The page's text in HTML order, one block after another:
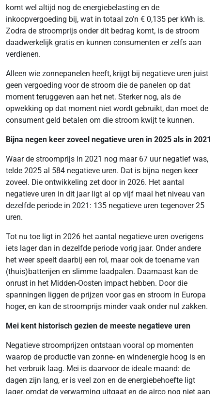
komt wel altijd nog de energiebelasting en de
inkoopvergoeding bij, wat in totaal zo’n € 0,135 per kWh is.
Zodra de stroomprijs onder dit bedrag komt, is de stroom
daadwerkelijk gratis en kunnen consumenten er zelfs aan
verdienen.
Alleen wie zonnepanelen heeft, krijgt bij negatieve uren juist
geen vergoeding voor de stroom die de panelen op dat
moment teruggeven aan het net. Sterker nog, als de
opwekking op dat moment niet wordt gebruikt, dan moet de
consument geld betalen om die stroom kwijt te kunnen.
Bijna negen keer zoveel negatieve uren in 2025 als in 2021
Waar de stroomprijs in 2021 nog maar 67 uur negatief was,
telde 2025 al 584 negatieve uren. Dat is bijna negen keer
zoveel. Die ontwikkeling zet door in 2026. Het aantal
negatieve uren in dit jaar ligt al op vijf maal het niveau van
dezelfde periode in 2021: 135 negatieve uren tegenover 25
uren.
Tot nu toe ligt in 2026 het aantal negatieve uren overigens
iets lager dan in dezelfde periode vorig jaar. Onder andere
het weer speelt daarbij een rol, maar ook de toename van
(thuis)batterijen en slimme laadpalen. Daarnaast kan de
onrust in het Midden-Oosten impact hebben. Door die
spanningen liggen de prijzen voor gas en stroom in Europa
hoger, en kan de stroomprijs minder vaak onder nul zakken.
Mei kent historisch gezien de meeste negatieve uren
Negatieve stroomprijzen ontstaan vooral op momenten
waarop de productie van zonne- en windenergie hoog is en
het verbruik laag. Mei is daarvoor de ideale maand: de
dagen zijn lang, er is veel zon en de energiebehoefte ligt
lager, omdat de verwarming uitgaat en de airco nog niet aan